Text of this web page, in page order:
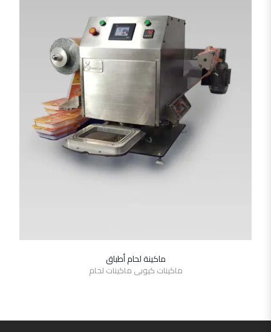
SHOW DETAILS
ماكينة لحام أطباق
ماكينات كيوبى ماكينات لحام